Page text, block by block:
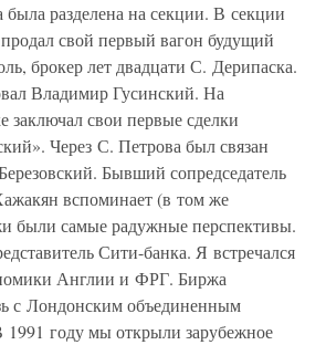
была разделена на секции. В секции
свой первый вагон будущий
брокер лет двадцати С. Дерипаска.
Владимир Гусинский. На
заключал свои первые сделки
Через С. Петрова был связан
Бывший сопредседатель
вспоминает (в том же
были самые радужные перспективы.
Сити-банка. Я встречался
Англии и ФРГ. Биржа
с Лондонским объединенным
году мы открыли зарубежное